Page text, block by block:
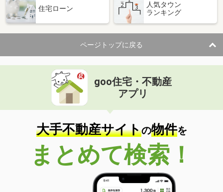
住宅ローン
人気タウン
ランキング
ページトップに戻る
goo住宅・不動産
アプリ
大手不動産サイトの物件を
まとめて検索！